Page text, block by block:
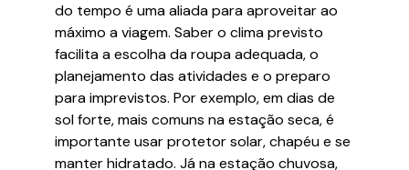
do tempo é uma aliada para aproveitar ao
máximo a viagem. Saber o clima previsto
facilita a escolha da roupa adequada, o
planejamento das atividades e o preparo
para imprevistos. Por exemplo, em dias de
sol forte, mais comuns na estação seca, é
importante usar protetor solar, chapéu e se
manter hidratado. Já na estação chuvosa,